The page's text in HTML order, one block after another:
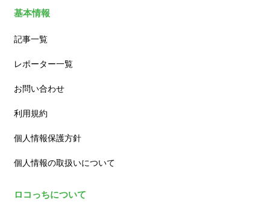
基本情報
記事一覧
レポーター一覧
お問い合わせ
利用規約
個人情報保護方針
個人情報の取扱いについて
ロコっちについて